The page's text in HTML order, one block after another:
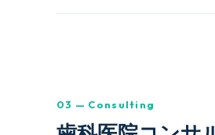
03 — Consulting